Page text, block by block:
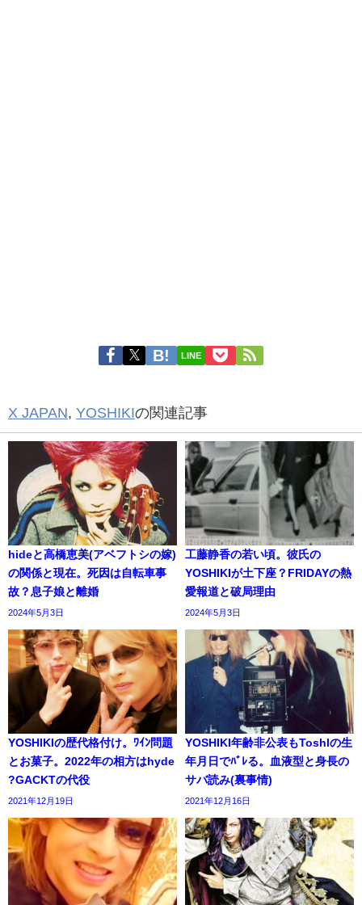
LINE
X JAPAN, YOSHIKIの関連記事
hideと高橋恵美(アベフトシの嫁)
の関係と現在。死因は自転車事
故？息子娘と離婚
2024年5月3日
工藤静香の若い頃。彼氏の
YOSHIKIが土下座？FRIDAYの熱
愛報道と破局理由
2024年5月3日
YOSHIKIの歴代格付け。ﾜｲﾝ問題
とお菓子。2022年の相方はhyde
?GACKTの代役
2021年12月19日
YOSHIKI年齢非公表もToshlの生
年月日でﾊﾞﾚる。血液型と身長の
サバ読み(裏事情)
2021年12月16日